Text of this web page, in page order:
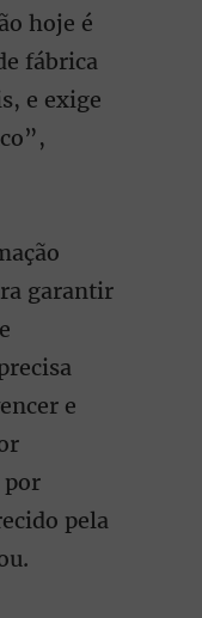
hoje é
fábrica
e exige
garantir
e
por
pela